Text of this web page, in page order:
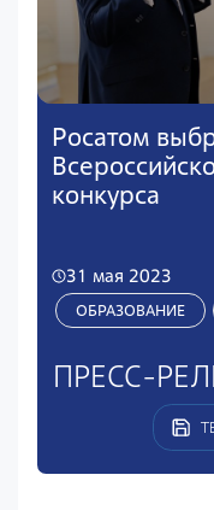
Росатом
конкурса
31 мая 2023
ОБРАЗОВАНИЕ
ПРЕСС-